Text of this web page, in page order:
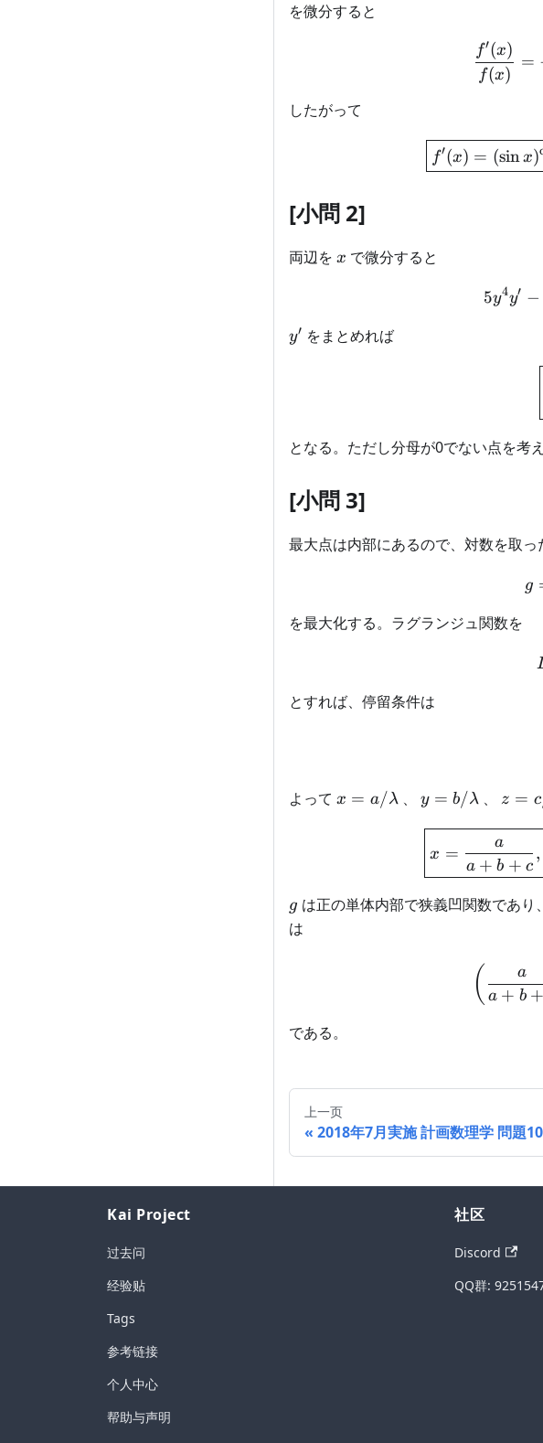
を微分すると
f(x)
f′(x)
=
したがって
f′(x) = (sinx)
[小問 2]
両辺を x
x で微分すると
5y4y′ −
y'
y′ をまとめれば
となる。ただし分母が0でない点を考え
[小問 3]
最大点は内部にあるので、対数を取っ
g
を最大化する。ラグランジュ関数を
とすれば、停留条件は
よって x=a/\lambda
x = a/λ、 y=b/\lambda
y = b/λ 、 z=c/
z = c
x =
a + b + c
a
,
g
g は正の単体内部で狭義凹関数であ
は
( a + b +
a
である。
上一页
2018年7月実施 計画数理学 問題10
Kai Project
过去问
经验贴
Tags
参考链接
个人中心
帮助与声明
社区
Discord
QQ群: